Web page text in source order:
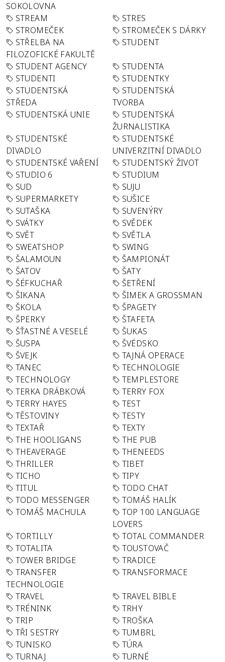
SOKOLOVNA
STREAM
STRES
STROMEČEK
STROMEČEK S DÁRKY
STŘELBA NA
FILOZOFICKÉ FAKULTĚ
STUDENT
STUDENT AGENCY
STUDENTA
STUDENTI
STUDENTKY
STUDENTSKÁ
STŘEDA
STUDENTSKÁ
TVORBA
STUDENTSKÁ UNIE
STUDENTSKÁ
ŽURNALISTIKA
STUDENTSKÉ
DIVADLO
STUDENTSKÉ
UNIVERZITNÍ DIVADLO
STUDENTSKÉ VAŘENÍ
STUDENTSKÝ ŽIVOT
STUDIO 6
STUDIUM
SUD
SUJU
SUPERMARKETY
SUŠICE
SUTAŠKA
SUVENÝRY
SVÁTKY
SVĚDEK
SVĚT
SVĚTLA
SWEATSHOP
SWING
ŠALAMOUN
ŠAMPIONÁT
ŠATOV
ŠATY
ŠÉFKUCHAŘ
ŠETŘENÍ
ŠIKANA
ŠIMEK A GROSSMAN
ŠKOLA
ŠPAGETY
ŠPERKY
ŠTAFETA
ŠŤASTNÉ A VESELÉ
ŠUKAS
ŠUSPA
ŠVÉDSKO
ŠVEJK
TAJNÁ OPERACE
TANEC
TECHNOLOGIE
TECHNOLOGY
TEMPLESTORE
TERKA DRÁBKOVÁ
TERRY FOX
TERRY HAYES
TEST
TĚSTOVINY
TESTY
TEXTAŘ
TEXTY
THE HOOLIGANS
THE PUB
THEAVERAGE
THENEEDS
THRILLER
TIBET
TICHO
TIPY
TITUL
TODO CHAT
TODO MESSENGER
TOMÁŠ HALÍK
TOMÁŠ MACHULA
TOP 100 LANGUAGE
LOVERS
TORTILLY
TOTAL COMMANDER
TOTALITA
TOUSTOVAČ
TOWER BRIDGE
TRADICE
TRANSFER
TECHNOLOGIE
TRANSFORMACE
TRAVEL
TRAVEL BIBLE
TRÉNINK
TRHY
TRIP
TROŠKA
TŘI SESTRY
TUMBRL
TUNISKO
TÚRA
TURNAJ
TURNÉ